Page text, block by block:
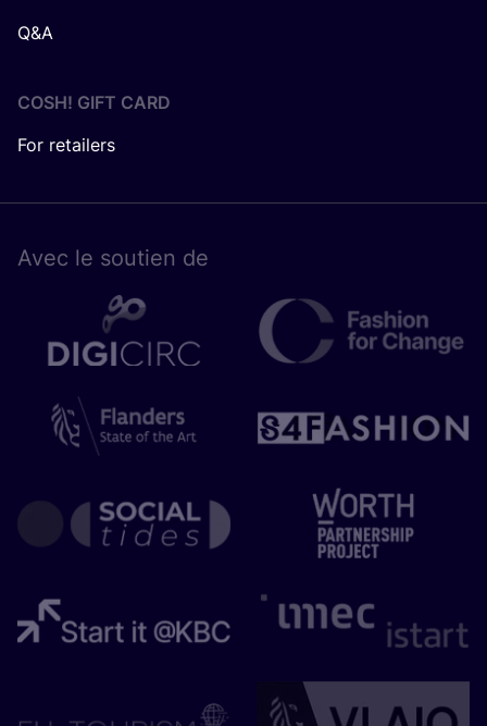
Q&A
COSH! GIFT CARD
For retailers
Avec le sou­tien de